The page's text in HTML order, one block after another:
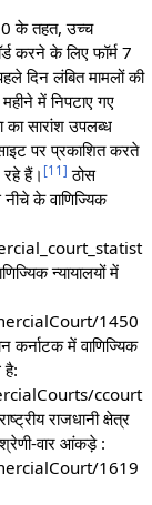
के तहत, उच्च
करने के लिए फॉर्म 7
दिन लंबित मामलों की
में निपटाए गए
सारांश उपलब्ध
पर प्रकाशित करते
हैं। [11 ] ठोस
के वाणिज्यिक
न्यायालयों में
1450
में वाणिज्यिक
है:
ccourt
राजधानी क्षेत्र
श्रेणी-वार आंकड़े :
1619